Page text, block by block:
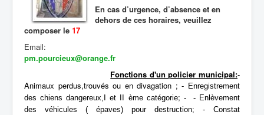
Vie Municipale
Vie locale
Infos pratiques
Communication
Vous êtes ici : Accueil
Vie Municipale
Police municipale
En cas d’urgence, d’absence et en
dehors de ces horaires, veuillez
composer le 17
Email:
pm.pourcieux@orange.fr
Fonctions d'un policier municipal:-
Animaux perdus,trouvés ou en divagation ; - Enregistrement
des chiens dangereux,I et II ème catégorie; -
- Enlèvement
des véhicules ( épaves) pour destruction; - Constat